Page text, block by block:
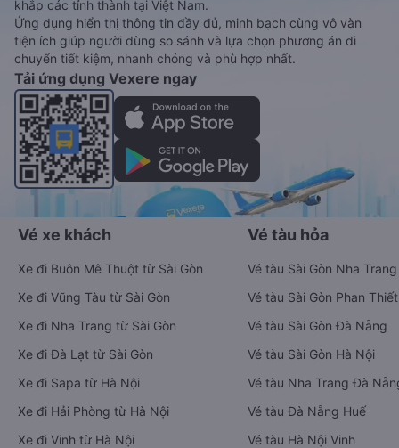
khắp các tỉnh thành tại Việt Nam.
Ứng dụng hiển thị thông tin đầy đủ, minh bạch cùng vô vàn
tiện ích giúp người dùng so sánh và lựa chọn phương án di
chuyển tiết kiệm, nhanh chóng và phù hợp nhất.
Tải ứng dụng Vexere ngay
Vé xe khách
Xe đi Buôn Mê Thuột từ Sài Gòn
Xe đi Vũng Tàu từ Sài Gòn
Xe đi Nha Trang từ Sài Gòn
Xe đi Đà Lạt từ Sài Gòn
Xe đi Sapa từ Hà Nội
Xe đi Hải Phòng từ Hà Nội
Xe đi Vinh từ Hà Nội
Vé tàu hỏa
Vé tàu Sài Gòn Nha Trang
Vé tàu Sài Gòn Phan Thiết
Vé tàu Sài Gòn Đà Nẵng
Vé tàu Sài Gòn Hà Nội
Vé tàu Nha Trang Đà
Vé tàu Đà Nẵng Huế
Vé tàu Hà Nội Vinh